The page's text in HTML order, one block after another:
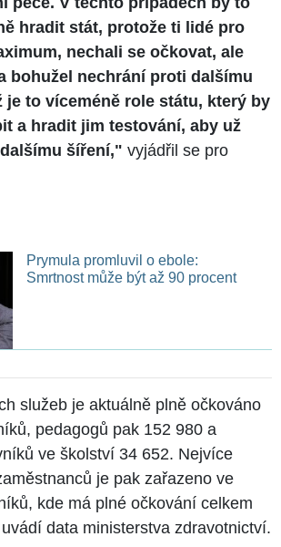
hradit stát, protože ti lidé pro
nechali se očkovat, ale
bohužel nechrání proti dalšímu
je to víceméně role státu, který by
a hradit jim testování, aby už
šíření," vyjádřil se pro
Prymula promluvil o ebole:
Smrtnost může být až 90 procent
služeb je aktuálně plně očkováno
pedagogů pak 152 980 a
ve školství 34 652. Nejvíce
je pak zařazeno ve
kde má plné očkování celkem
data ministerstva zdravotnictví.